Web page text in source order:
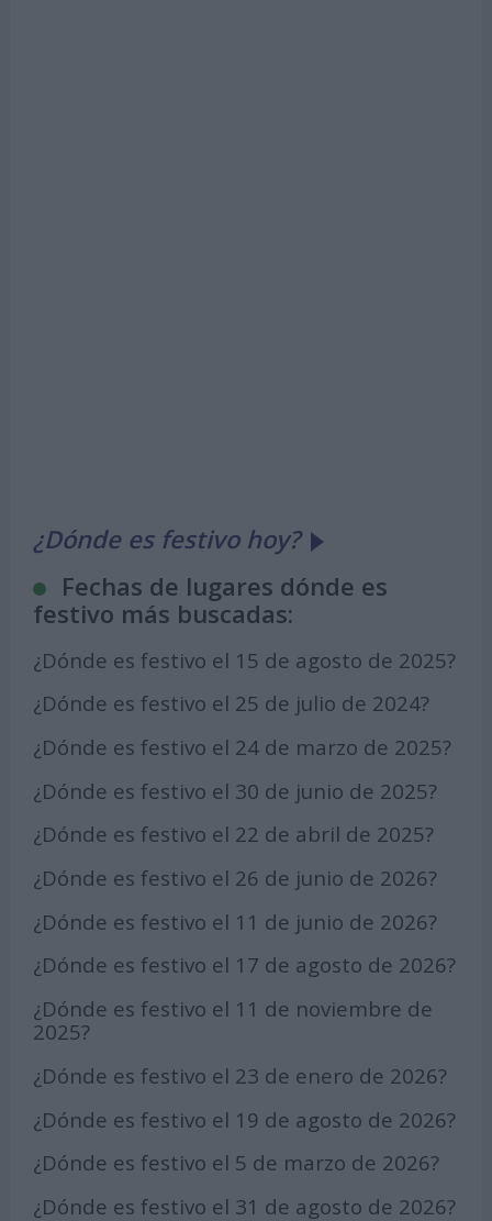
¿Dónde es festivo hoy?
Fechas de lugares dónde es
festivo más buscadas:
¿Dónde es festivo el 15 de agosto de 2025?
¿Dónde es festivo el 25 de julio de 2024?
¿Dónde es festivo el 24 de marzo de 2025?
¿Dónde es festivo el 30 de junio de 2025?
¿Dónde es festivo el 22 de abril de 2025?
¿Dónde es festivo el 26 de junio de 2026?
¿Dónde es festivo el 11 de junio de 2026?
¿Dónde es festivo el 17 de agosto de 2026?
¿Dónde es festivo el 11 de noviembre de
2025?
¿Dónde es festivo el 23 de enero de 2026?
¿Dónde es festivo el 19 de agosto de 2026?
¿Dónde es festivo el 5 de marzo de 2026?
¿Dónde es festivo el 31 de agosto de 2026?